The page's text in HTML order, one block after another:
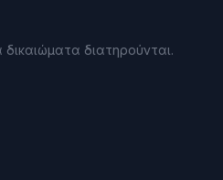
διατηρούνται.